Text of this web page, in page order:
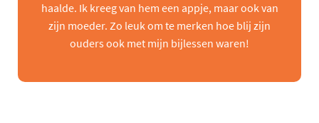
haalde. Ik kreeg van hem een appje, maar ook van
zijn moeder. Zo leuk om te merken hoe blij zijn
ouders ook met mijn bijlessen waren!